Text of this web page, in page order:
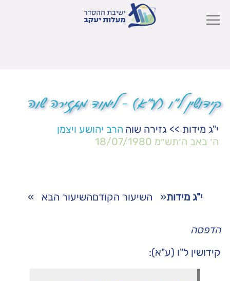
קידושין ל"ו (ע"א) – לימוד מגזירה שוה
י"ג מידות >> גזירה שוה הרב יהושע ויצמן
ה׳ באב ה׳תש״מ 18/07/1980
י"ג מידות« השיעור הקודםהשיעור הבא »
הדפסה
קידושין ל"ו (ע"א):